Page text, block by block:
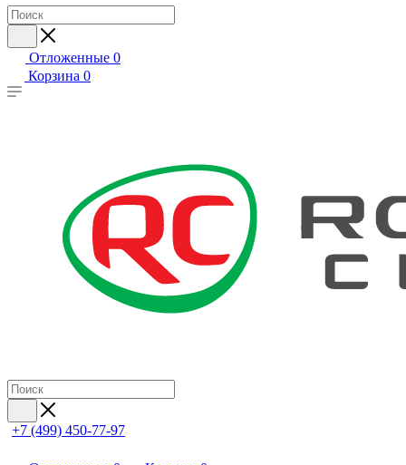
Отложенные 0
Корзина 0
+7 (499) 450-77-97